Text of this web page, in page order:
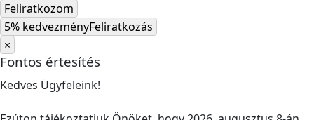
Feliratkozom
5% kedvezményFeliratkozás
×
Fontos értesítés
Kedves Ügyfeleink!